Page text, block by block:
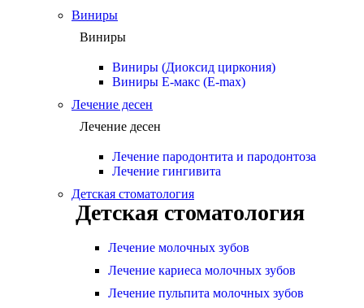
Виниры
Виниры
Виниры (Диоксид циркония)
Виниры Е-макс (E-max)
Лечение десен
Лечение десен
Лечение пародонтита и пародонтоза
Лечение гингивита
Детская стоматология
Детская стоматология
Лечение молочных зубов
Лечение кариеса молочных зубов
Лечение пульпита молочных зубов